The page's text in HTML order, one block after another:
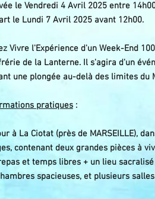
le Vendredi 4 Avril 2025 entre
le Lundi 7 Avril 2025 avant 12h00.
Vivre l'Expérience d'un Week-End
de la Lanterne. Il s'agira d'un
une plongée au-delà des limites du
pratiques :
à La Ciotat (près de MARSEILLE),
contenant deux grandes pièces à
et temps libres + un lieu
spacieuses, et plusieurs